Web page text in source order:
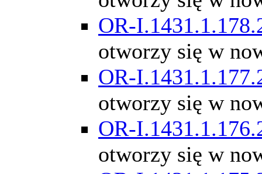
OR-
otworzy się w
OR-
otworzy się w
OR-
otworzy się w